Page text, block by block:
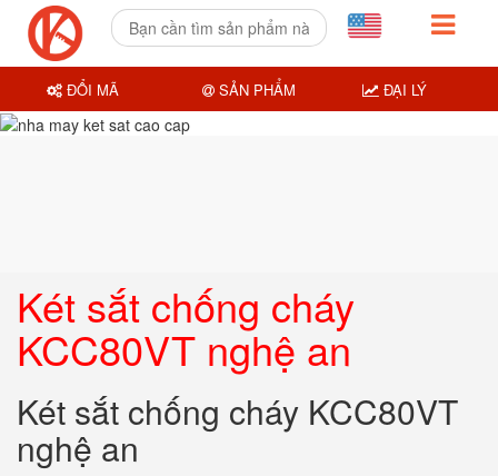
Két sắt chống cháy
KCC80VT nghệ an
Két sắt chống cháy KCC80VT
nghệ an
ĐỔI MÃ SẢN PHẨM ĐẠI LÝ